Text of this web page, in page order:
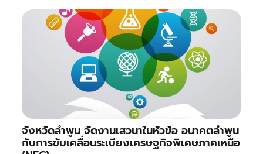
จังหวัดลำพูน จัดงานเสวนาในหัวข้อ อนาคตลำพูน
กับการขับเคลื่อนระเบียงเศรษฐกิจพิเศษภาคเหนือ